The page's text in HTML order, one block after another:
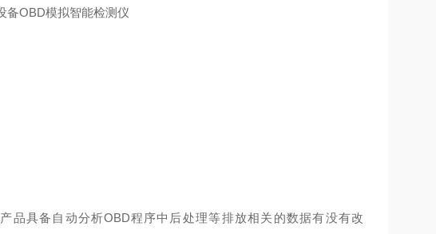
品具备自动分析OBD程序中后处理等排放相关的数据有没有改